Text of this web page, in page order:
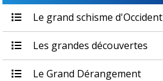
Le grand schisme d'Occident
Les grandes découvertes
Le Grand Dérangement